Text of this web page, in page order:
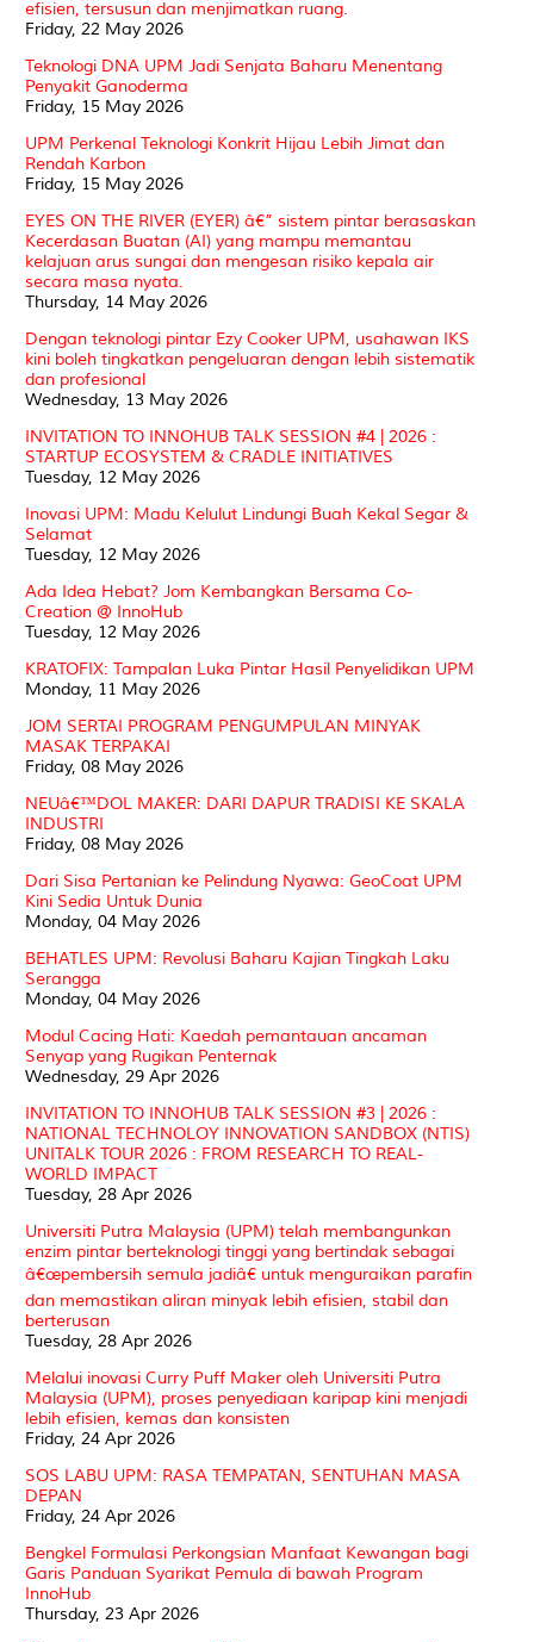
efisien, tersusun dan menjimatkan ruang.
Friday, 22 May 2026
Teknologi DNA UPM Jadi Senjata Baharu Menentang
Penyakit Ganoderma
Friday, 15 May 2026
UPM Perkenal Teknologi Konkrit Hijau Lebih Jimat dan
Rendah Karbon
Friday, 15 May 2026
EYES ON THE RIVER (EYER) â€” sistem pintar berasaskan
Kecerdasan Buatan (AI) yang mampu memantau
kelajuan arus sungai dan mengesan risiko kepala air
secara masa nyata.
Thursday, 14 May 2026
Dengan teknologi pintar Ezy Cooker UPM, usahawan IKS
kini boleh tingkatkan pengeluaran dengan lebih sistematik
dan profesional
Wednesday, 13 May 2026
INVITATION TO INNOHUB TALK SESSION #4 | 2026 :
STARTUP ECOSYSTEM & CRADLE INITIATIVES
Tuesday, 12 May 2026
Inovasi UPM: Madu Kelulut Lindungi Buah Kekal Segar &
Selamat
Tuesday, 12 May 2026
Ada Idea Hebat? Jom Kembangkan Bersama Co-
Creation @ InnoHub
Tuesday, 12 May 2026
KRATOFIX: Tampalan Luka Pintar Hasil Penyelidikan UPM
Monday, 11 May 2026
JOM SERTAI PROGRAM PENGUMPULAN MINYAK
MASAK TERPAKAI
Friday, 08 May 2026
NEUâ€™DOL MAKER: DARI DAPUR TRADISI KE SKALA
INDUSTRI
Friday, 08 May 2026
Dari Sisa Pertanian ke Pelindung Nyawa: GeoCoat UPM
Kini Sedia Untuk Dunia
Monday, 04 May 2026
BEHATLES UPM: Revolusi Baharu Kajian Tingkah Laku
Serangga
Monday, 04 May 2026
Modul Cacing Hati: Kaedah pemantauan ancaman
Senyap yang Rugikan Penternak
Wednesday, 29 Apr 2026
INVITATION TO INNOHUB TALK SESSION #3 | 2026 :
NATIONAL TECHNOLOY INNOVATION SANDBOX (NTIS)
UNITALK TOUR 2026 : FROM RESEARCH TO REAL-
WORLD IMPACT
Tuesday, 28 Apr 2026
Universiti Putra Malaysia (UPM) telah membangunkan
enzim pintar berteknologi tinggi yang bertindak sebagai
â€œpembersih semula jadiâ€ untuk menguraikan parafin
dan memastikan aliran minyak lebih efisien, stabil dan
berterusan
Tuesday, 28 Apr 2026
Melalui inovasi Curry Puff Maker oleh Universiti Putra
Malaysia (UPM), proses penyediaan karipap kini menjadi
lebih efisien, kemas dan konsisten
Friday, 24 Apr 2026
SOS LABU UPM: RASA TEMPATAN, SENTUHAN MASA
DEPAN
Friday, 24 Apr 2026
Bengkel Formulasi Perkongsian Manfaat Kewangan bagi
Garis Panduan Syarikat Pemula di bawah Program
InnoHub
Thursday, 23 Apr 2026